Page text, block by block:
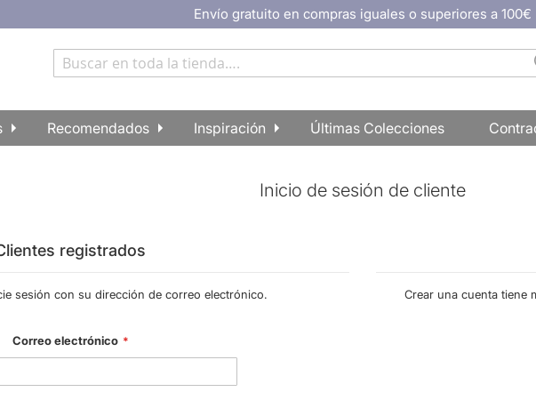
Ir
al
contenido
Envío gratuito en compras iguales o superiores a 100€
Recomendados Inspiración Últimas Colecciones
Inicio de sesión de cliente
registrados
sesión con su dirección de correo electrónico.
Correo electrónico
Crear una cuenta tiene